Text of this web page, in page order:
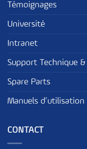
Témoignages
Université
Intranet
Support Technique
Spare Parts
Manuels d’utilisation
CONTACT